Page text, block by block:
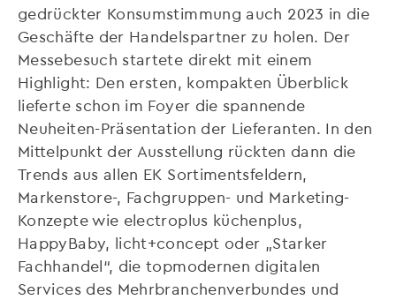
gedrückter Konsumstimmung auch 2023 in die
Geschäfte der Handelspartner zu holen. Der
Messebesuch startete direkt mit einem
Highlight: Den ersten, kompakten Überblick
lieferte schon im Foyer die spannende
Neuheiten-Präsentation der Lieferanten. In den
Mittelpunkt der Ausstellung rückten dann die
Trends aus allen EK Sortimentsfeldern,
Markenstore-, Fachgruppen- und Marketing-
Konzepte wie electroplus küchenplus,
HappyBaby, licht+concept oder „Starker
Fachhandel“, die topmodernen digitalen
Services des Mehrbranchenverbundes und